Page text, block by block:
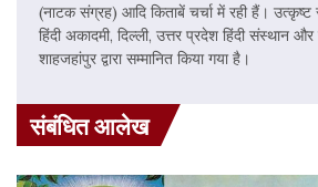
(नाटक संग्रह) आदि किताबें चर्चा में रही हैं।
हिंदी अकादमी, दिल्ली, उत्तर प्रदेश हिंदी संस्थान
शाहजहांपुर द्वारा सम्मानित किया गया है।
संबंधित आलेख